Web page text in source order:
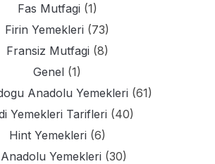
Fas Mutfagi (1)
Firin Yemekleri (73)
Fransiz Mutfagi (8)
Genel (1)
Anadolu Yemekleri (61)
Yemekleri Tarifleri (40)
Hint Yemekleri (6)
Yemekleri (30)